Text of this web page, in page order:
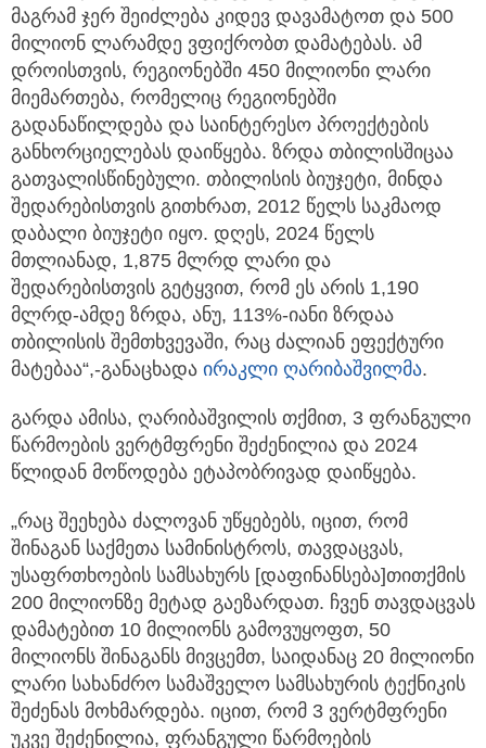
მაგრამ ჯერ შეიძლება კიდევ დავამატოთ და 500
მილიონ ლარამდე ვფიქრობთ დამატებას. ამ
დროისთვის, რეგიონებში 450 მილიონი ლარი
მიემართება, რომელიც რეგიონებში
გადანაწილდება და საინტერესო პროექტების
განხორციელებას დაიწყება. ზრდა თბილისშიცაა
გათვალისწინებული. თბილისის ბიუჯეტი, მინდა
შედარებისთვის გითხრათ, 2012 წელს საკმაოდ
დაბალი ბიუჯეტი იყო. დღეს, 2024 წელს
მთლიანად, 1,875 მლრდ ლარი და
შედარებისთვის გეტყვით, რომ ეს არის 1,190
მლრდ-ამდე ზრდა, ანუ, 113%-იანი ზრდაა
თბილისის შემთხვევაში, რაც ძალიან ეფექტური
მატებაა“,-განაცხადა ირაკლი ღარიბაშვილმა.
გარდა ამისა, ღარიბაშვილის თქმით, 3 ფრანგული
წარმოების ვერტმფრენი შეძენილია და 2024
წლიდან მოწოდება ეტაპობრივად დაიწყება.
„რაც შეეხება ძალოვან უწყებებს, იცით, რომ
შინაგან საქმეთა სამინისტროს, თავდაცვას,
უსაფრთხოების სამსახურს [დაფინანსება]თითქმის
200 მილიონზე მეტად გაეზარდათ. ჩვენ თავდაცვას
დამატებით 10 მილიონს გამოვუყოფთ, 50
მილიონს შინაგანს მივცემთ, საიდანაც 20 მილიონი
ლარი სახანძრო სამაშველო სამსახურის ტექნიკის
შეძენას მოხმარდება. იცით, რომ 3 ვერტმფრენი
უკვე შეძენილია, ფრანგული წარმოების